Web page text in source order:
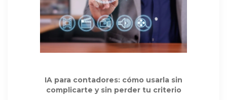
IA para contadores: cómo usarla sin
complicarte y sin perder tu criterio